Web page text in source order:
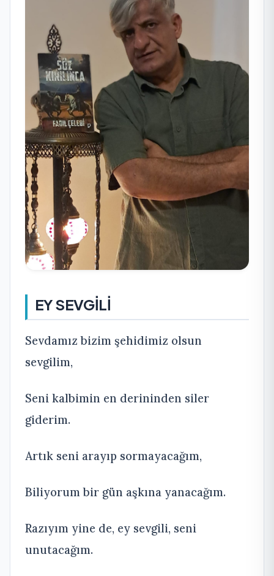
EY SEVGİLİ
Sevdamız bizim şehidimiz olsun
sevgilim,
Seni kalbimin en derininden siler
giderim.
Artık seni arayıp sormayacağım,
Biliyorum bir gün aşkına yanacağım.
Razıyım yine de, ey sevgili, seni
unutacağım.